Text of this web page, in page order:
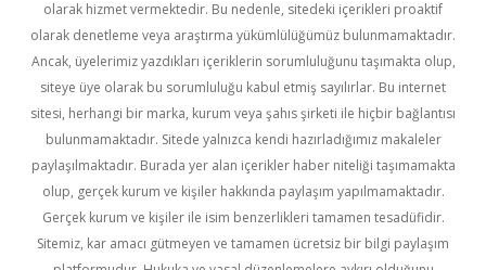
olarak hizmet vermektedir. Bu nedenle, sitedeki içerikleri proaktif
olarak denetleme veya araştırma yükümlülüğümüz bulunmamaktadır.
Ancak, üyelerimiz yazdıkları içeriklerin sorumluluğunu taşımakta olup,
siteye üye olarak bu sorumluluğu kabul etmiş sayılırlar. Bu internet
sitesi, herhangi bir marka, kurum veya şahıs şirketi ile hiçbir bağlantısı
bulunmamaktadır. Sitede yalnızca kendi hazırladığımız makaleler
paylaşılmaktadır. Burada yer alan içerikler haber niteliği taşımamakta
olup, gerçek kurum ve kişiler hakkında paylaşım yapılmamaktadır.
Gerçek kurum ve kişiler ile isim benzerlikleri tamamen tesadüfidir.
Sitemiz, kar amacı gütmeyen ve tamamen ücretsiz bir bilgi paylaşım